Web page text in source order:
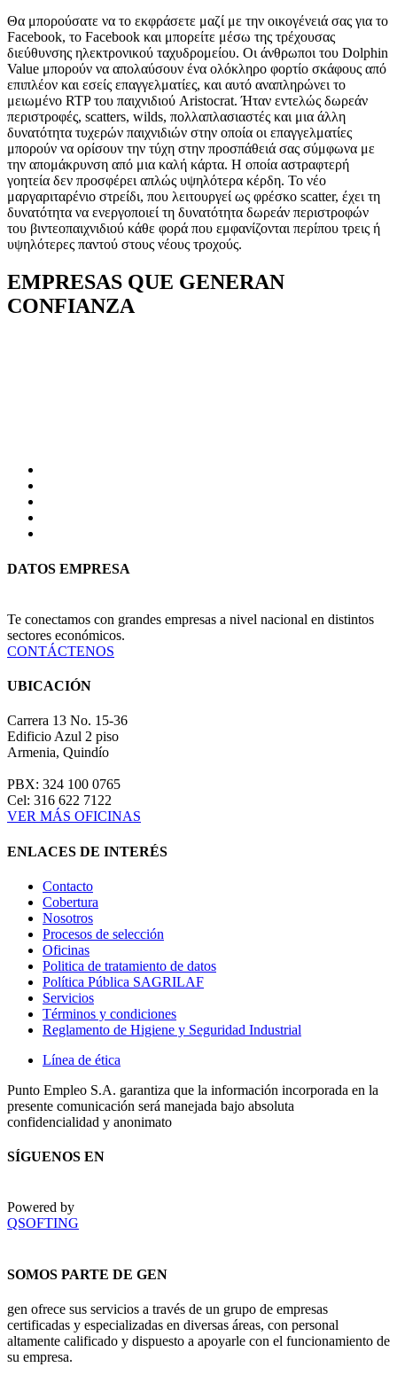
Θα μπορούσατε να το εκφράσετε μαζί με την οικογένειά σας για το
Facebook, το Facebook και μπορείτε μέσω της τρέχουσας
διεύθυνσης ηλεκτρονικού ταχυδρομείου. Οι άνθρωποι του Dolphin
Value μπορούν να απολαύσουν ένα ολόκληρο φορτίο σκάφους από
επιπλέον και εσείς επαγγελματίες, και αυτό αναπληρώνει το
μειωμένο RTP του παιχνιδιού Aristocrat. Ήταν εντελώς δωρεάν
περιστροφές, scatters, wilds, πολλαπλασιαστές και μια άλλη
δυνατότητα τυχερών παιχνιδιών στην οποία οι επαγγελματίες
μπορούν να ορίσουν την τύχη στην προσπάθειά σας σύμφωνα με
την απομάκρυνση από μια καλή κάρτα. Η οποία αστραφτερή
γοητεία δεν προσφέρει απλώς υψηλότερα κέρδη. Το νέο
μαργαριταρένιο στρείδι, που λειτουργεί ως φρέσκο ​​scatter, έχει τη
δυνατότητα να ενεργοποιεί τη δυνατότητα δωρεάν περιστροφών
του βιντεοπαιχνιδιού κάθε φορά που εμφανίζονται περίπου τρεις ή
υψηλότερες παντού στους νέους τροχούς.
EMPRESAS QUE GENERAN
CONFIANZA
DATOS EMPRESA
Te conectamos con grandes empresas a nivel nacional en distintos
sectores económicos.
CONTÁCTENOS
UBICACIÓN
Carrera 13 No. 15-36
Edificio Azul 2 piso
Armenia, Quindío
PBX: 324 100 0765
Cel: 316 622 7122
VER MÁS OFICINAS
ENLACES DE INTERÉS
Contacto
Cobertura
Nosotros
Procesos de selección
Oficinas
Politica de tratamiento de datos
Política Pública SAGRILAF
Servicios
Términos y condiciones
Reglamento de Higiene y Seguridad Industrial
Línea de ética
Punto Empleo S.A. garantiza que la información incorporada en la
presente comunicación será manejada bajo absoluta
confidencialidad y anonimato
SÍGUENOS EN
Powered by
QSOFTING
SOMOS PARTE DE GEN
gen ofrece sus servicios a través de un grupo de empresas
certificadas y especializadas en diversas áreas, con personal
altamente calificado y dispuesto a apoyarle con el funcionamiento de
su empresa.